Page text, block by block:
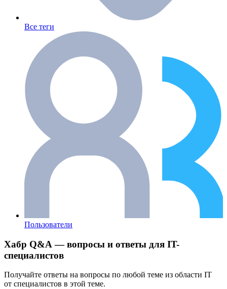
Все теги
Пользователи
Хабр Q&A — вопросы и ответы для IT-
специалистов
Получайте ответы на вопросы по любой теме из области IT
от специалистов в этой теме.